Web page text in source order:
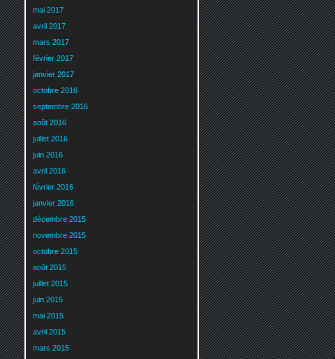
mai 2017
avril 2017
mars 2017
février 2017
janvier 2017
octobre 2016
septembre 2016
août 2016
juillet 2016
juin 2016
avril 2016
février 2016
janvier 2016
décembre 2015
novembre 2015
octobre 2015
août 2015
juillet 2015
juin 2015
mai 2015
avril 2015
mars 2015